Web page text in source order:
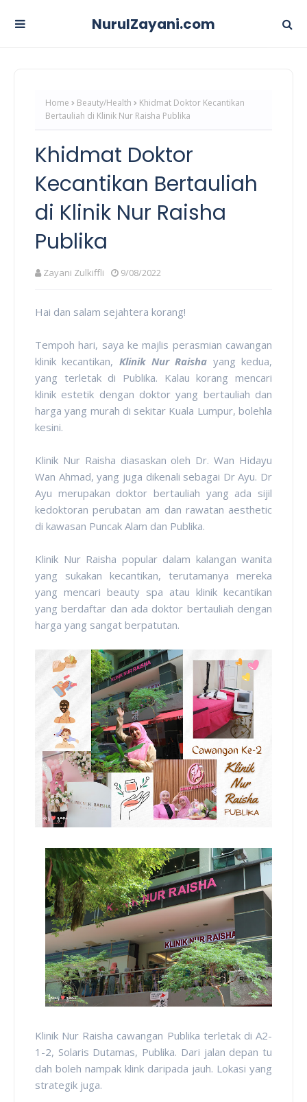
NurulZayani.com
Home Beauty/Health
Khidmat Doktor Kecantikan
Bertauliah di Klinik Nur Raisha Publika
Khidmat Doktor
Kecantikan Bertauliah
di Klinik Nur Raisha
Publika
Zayani Zulkiffli 9/08/2022
Hai dan salam sejahtera korang!
Tempoh hari, saya ke majlis perasmian cawangan
klinik kecantikan, Klinik Nur Raisha yang kedua,
yang terletak di Publika. Kalau korang mencari
klinik estetik dengan doktor yang bertauliah dan
harga yang murah di sekitar Kuala Lumpur, bolehla
kesini.
Klinik Nur Raisha diasaskan oleh Dr. Wan Hidayu
Wan Ahmad, yang juga dikenali sebagai Dr Ayu. Dr
Ayu merupakan doktor bertauliah yang ada sijil
kedoktoran perubatan am dan rawatan aesthetic
di kawasan Puncak Alam dan Publika.
Klinik Nur Raisha popular dalam kalangan wanita
yang sukakan kecantikan, terutamanya mereka
yang mencari beauty spa atau klinik kecantikan
yang berdaftar dan ada doktor bertauliah dengan
harga yang sangat berpatutan.
Klinik Nur Raisha cawangan Publika terletak di A2-
1-2, Solaris Dutamas, Publika. Dari jalan depan tu
dah boleh nampak klink daripada jauh. Lokasi yang
strategik juga.